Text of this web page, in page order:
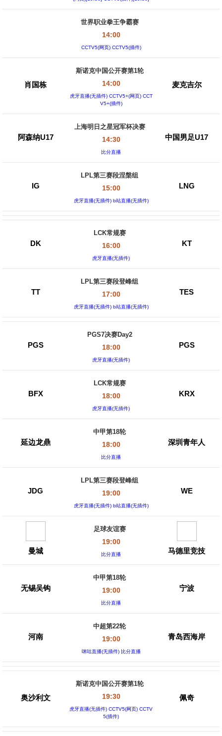
世界职业拳王争霸赛
14:00
CCTV5(网页) CCTV5(插件)
肖国栋
斯诺克中国公开赛第1轮
14:00
虎牙直播(无插件) CCTV5+(网页) CCT
V5+(插件)
麦克吉尔
阿森纳U17
上海明日之星冠军杯决赛
14:30
比分直播
中国男足U17
IG
LPL第三赛段涅槃组
15:00
虎牙直播(无插件) b站直播(无插件)
LNG
DK
LCK常规赛
16:00
虎牙直播(无插件)
KT
TT
LPL第三赛段登峰组
17:00
虎牙直播(无插件) b站直播(无插件)
TES
PGS
PGS7决赛Day2
18:00
虎牙直播(无插件)
PGS
BFX
LCK常规赛
18:00
虎牙直播(无插件)
KRX
延边龙鼎
中甲第18轮
18:00
比分直播
深圳青年人
JDG
LPL第三赛段登峰组
19:00
虎牙直播(无插件) b站直播(无插件)
WE
曼城
足球友谊赛
19:00
比分直播 马德里竞技
无锡吴钩
中甲第18轮
19:00
比分直播
宁波
河南
中超第22轮
19:00
咪咕直播(无插件) 比分直播
青岛西海岸
奥沙利文
斯诺克中国公开赛第1轮
19:30
虎牙直播(无插件) CCTV5(网页) CCTV
5(插件)
佩奇